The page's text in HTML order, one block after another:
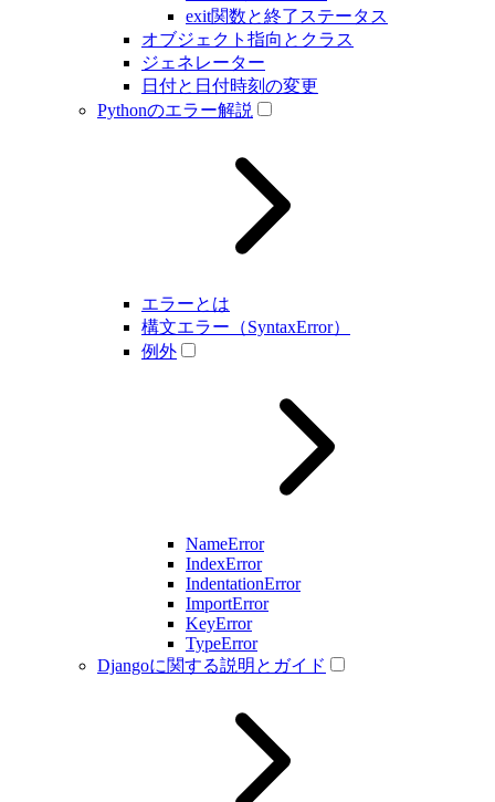
exit関数と終了ステータス
オブジェクト指向とクラス
ジェネレーター
日付と日付時刻の変更
Pythonのエラー解説
エラーとは
構文エラー（SyntaxError）
例外
NameError
IndexError
IndentationError
ImportError
KeyError
TypeError
Djangoに関する説明とガイド